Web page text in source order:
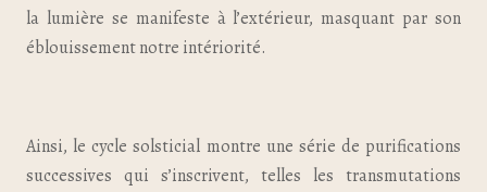
la lumière se manifeste à l’extérieur, masquant par son
éblouissement notre intériorité.
Ainsi, le cycle solsticial montre une série de purifications
successives qui s’inscrivent, telles les transmutations